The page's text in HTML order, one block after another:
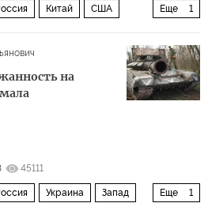
Еще 1
Китай США
на
45111
Еще 1
Украина Запад